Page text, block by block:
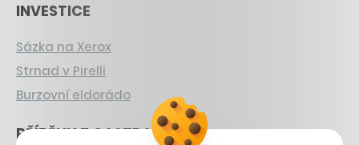
INVESTICE
Sázka na Xerox
Strnad v Pirelli
Burzovní eldorádo
PŘÍBĚHY Z GASTRA